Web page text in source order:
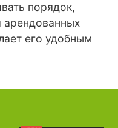
порядок,
арендованных
его удобным